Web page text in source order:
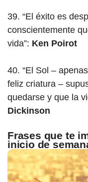
39. “El éxito es
conscientemente
vida”: Ken Poirot
40. “El Sol –
feliz criatura –
quedarse y que la
Dickinson
Frases que te
inicio de